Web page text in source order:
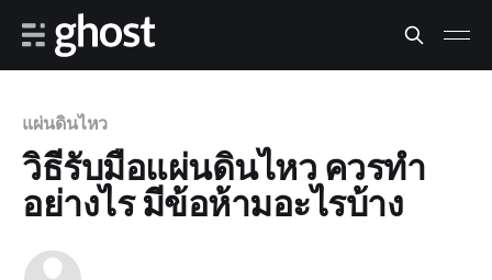
แผ่นดินไหว
วิธีรับมือแผ่นดินไหว ควรทำ
อย่างไร มีข้อห้ามอะไรบ้าง